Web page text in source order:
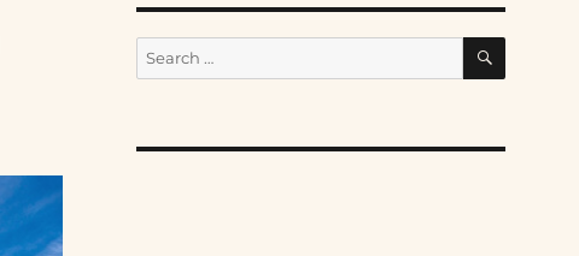
Search
for:
SEARCH